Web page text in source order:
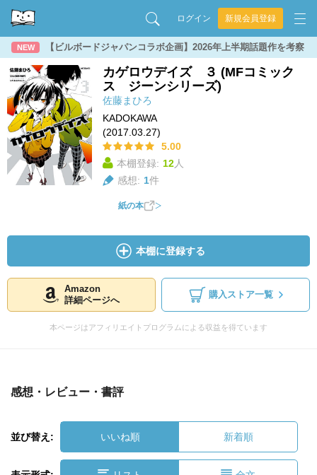
ログイン 新規会員登録
NEW 【ビルボードジャパンコラボ企画】2026年上半期話題作を考察
カゲロウデイズ ３ (MFコミック
ス ジーンシリーズ)
佐藤まひろ
KADOKAWA
(2017.03.27)
5.00
本棚登録: 12人
感想: 1件
紙の本
本棚に登録する
Amazon
詳細ページへ
購入ストア一覧
本ページはアフィリエイトプログラムによる収益を得ています
感想・レビュー・書評
並び替え: いいね順 新着順